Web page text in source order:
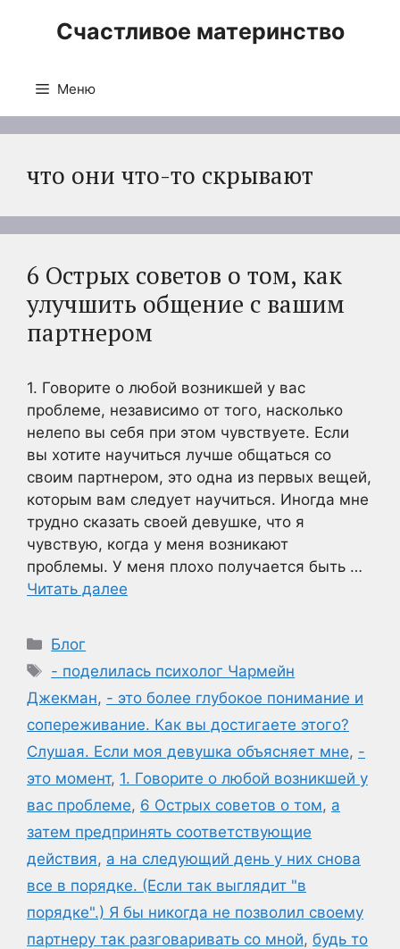
Счастливое материнство
Меню
что они что-то скрывают
6 Острых советов о том, как
улучшить общение с вашим
партнером
1. Говорите о любой возникшей у вас
проблеме, независимо от того, насколько
нелепо вы себя при этом чувствуете. Если
вы хотите научиться лучше общаться со
своим партнером, это одна из первых вещей,
которым вам следует научиться. Иногда мне
трудно сказать своей девушке, что я
чувствую, когда у меня возникают
проблемы. У меня плохо получается быть …
Читать далее
Рубрики
Блог
Метки
- поделилась психолог Чармейн
Джекман, - это более глубокое понимание и
сопереживание. Как вы достигаете этого?
Слушая. Если моя девушка объясняет мне, -
это момент, 1. Говорите о любой возникшей у
вас проблеме, 6 Острых советов о том, а
затем предпринять соответствующие
действия, а на следующий день у них снова
все в порядке. (Если так выглядит "в
порядке".) Я бы никогда не позволил своему
партнеру так разговаривать со мной, будь то